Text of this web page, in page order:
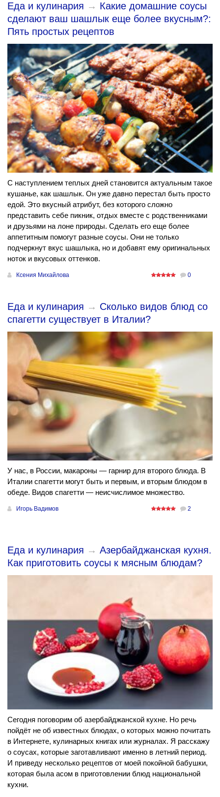
Еда и кулинария → Какие домашние соусы
сделают ваш шашлык еще более вкусным?:
Пять простых рецептов
С наступлением теплых дней становится актуальным такое
кушанье, как шашлык. Он уже давно перестал быть просто
едой. Это вкусный атрибут, без которого сложно
представить себе пикник, отдых вместе с родственниками
и друзьями на лоне природы. Сделать его еще более
аппетитным помогут разные соусы. Они не только
подчеркнут вкус шашлыка, но и добавят ему оригинальных
ноток и вкусовых оттенков.
Ксения Михайлова 0
Еда и кулинария → Сколько видов блюд со
спагетти существует в Италии?
У нас, в России, макароны — гарнир для второго блюда. В
Италии спагетти могут быть и первым, и вторым блюдом в
обеде. Видов спагетти — неисчислимое множество.
Игорь Вадимов 2
Еда и кулинария → Азербайджанская кухня.
Как приготовить соусы к мясным блюдам?
Сегодня поговорим об азербайджанской кухне. Но речь
пойдёт не об известных блюдах, о которых можно почитать
в Интернете, кулинарных книгах или журналах. Я расскажу
о соусах, которые заготавливают именно в летний период.
И приведу несколько рецептов от моей покойной бабушки,
которая была асом в приготовлении блюд национальной
кухни.